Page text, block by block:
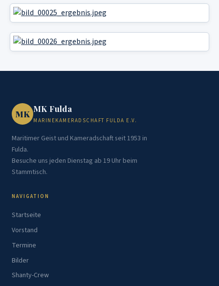
MK MK Fulda
MARINEKAMERADSCHAFT FULDA E.V.
Maritimer Geist und Kameradschaft seit 1953 in
Fulda.
Besuche uns jeden Dienstag ab 19 Uhr beim
Stammtisch.
NAVIGATION
Startseite
Vorstand
Termine
Bilder
Shanty-Crew